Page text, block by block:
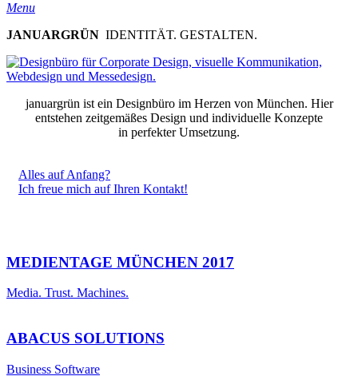
Menu
JANUARGRÜN IDENTITÄT. GESTALTEN.
januargrün ist ein Designbüro im Herzen von München. Hier
entstehen zeitgemäßes Design und individuelle Konzepte
in perfekter Umsetzung.
Alles auf Anfang?
Ich freue mich auf Ihren Kontakt!
MEDIENTAGE MÜNCHEN 2017
Media. Trust. Machines.
ABACUS SOLUTIONS
Business Software